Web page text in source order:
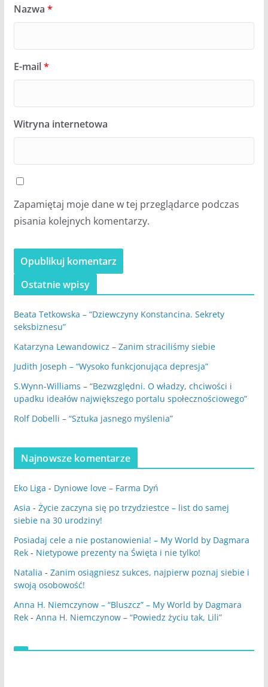
Nazwa *
E-mail*
Witryna internetowa
Zapamiętaj moje dane w tej przeglądarce podczas
pisania kolejnych komentarzy.
Ostatnie wpisy
Beata Tetkowska – “Dziewczyny Konstancina. Sekrety
seksbiznesu”
Katarzyna Lewandowicz – Zanim straciliśmy siebie
Judith Joseph – “Wysoko funkcjonująca depresja”
S.Wynn-Williams – “Bezwzględni. O władzy, chciwości i
upadku ideałów największego portalu społecznościowego”
Rolf Dobelli – “Sztuka jasnego myślenia”
Najnowsze komentarze
Eko Liga - Dyniowe love – Farma Dyń
Asia - Życie zaczyna się po trzydziestce – list do samej
siebie na 30 urodziny!
Posiadaj cele a nie postanowienia! – My World by Dagmara
Rek- Nietypowe prezenty na Święta i nie tylko!
Natalia - Zanim osiągniesz sukces, najpierw poznaj siebie i
swoją osobowość!
Anna H. Niemczynow – “Bluszcz” – My World by Dagmara
Rek- Anna H. Niemczynow – “Powiedz życiu tak, Lili”